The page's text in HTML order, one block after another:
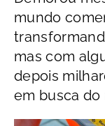
mundo
mas com
depois
em busca do